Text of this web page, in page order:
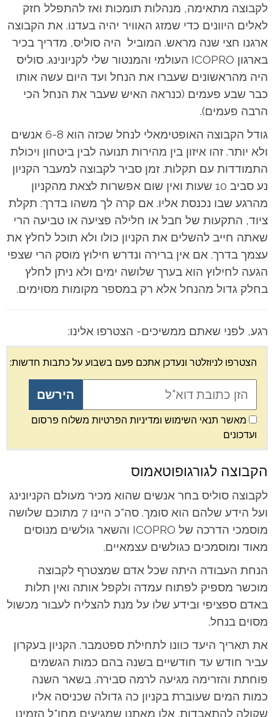
לקבוצה מתאימה, מנהלות תומכות ואז להתפלל חזק
לאלים היוונים כדי שמזג האוויר יהיה בעדנו. את הקבוצה
ארגנו חצי שנה מראש. המוביל היה סוליס, מדריך בכיר
בארגון ICOPRO העולמי והמנטור שלי לקניונינג. סוליס
היה מהראשונים שעברו את הנחל ועד היום עשה אותו
כבר שבע פעמים (כנראה האיש שעבר את הנחל הכי
הרבה פעמים).
גודל הקבוצה האופטימאלי לנחל שכזה הוא 6-8 אנשים
ולא יותר. זהו איזון בין מהירות תנועה לבין ביטחון ויכולת
התמודדות עם תקלות. זמן סביר לקבוצה למעבר הקניון
נע סביב 10 שעות ואין שום אפשרות לצאת מהקניון
מהרגע שבו נכנסת אליו. אם קרה לך משהו בדרך: תקלת
ציוד, התקעות של חבל או חלילה פציעה או טביעה הרי
שאתה חייב להשלים את הקניון כולו ולא תוכל לחלץ את
עצמך בדרך. אם אין ברירה ונדרש חילוץ מוסק הרי שצפי
הגעה לחילוץ הוא בערך שלושה ימים ולא ניתן לחלץ
בחלק גדול מהנחל אלא רק במספר מקומות מסוימים.
רגע, לפני שאתם ממשיכים- הצטרפו אלינו:
הצטרפו לניוזלטר ונעדכן אתכם פעם בשבוע על כתבות חדשות:
מאשר תנאי השימוש ומדיניות הפרטיות משלוח פרסום
ועדכונים
הקבוצה לגורגופוטאמוס
לקבוצה סוליס בחר אנשים שהוא מכיר מעולם הקניונינג
ועל הידע שלהם הוא סומך. סה"כ היינו 7 מתוכם שלושה
מוסמכי הדרכה של ICOPRO והשאר גולשים מנוסים
מאוד ומוסמכים כגולשים עצמאיים.
הנחת העבודה היתה שכל אדם שמצטרף לקבוצה
מוכשר מספיק לפתוח עמדה ולקפל אותה ואין תלות
באדם ספציפי ובידע שלו על מנת להצליח לעבור מכשול
מסוים בנחל.
את תאריך היעד כוונו לתחילת ספטמבר. הקניון בעקרון
עביר חודש עד חודשיים בשנה בהם כמות הגשמים
פוחתת והזרימה מגיעה לרמה סבירה. בשאר השנה
כמות המים שעוברת בקניון כה גדולה שכניסה אליו
שקולה להתאבדות. אלו מאתנו שמגיעים מחו"ל הזמינו